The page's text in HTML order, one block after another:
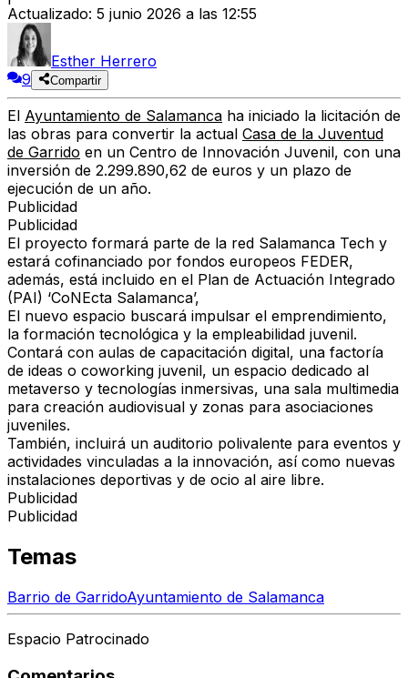
Actualizado: 5 junio 2026 a las 12:55
Esther Herrero
9
Compartir
El Ayuntamiento de Salamanca ha iniciado la licitación de
las obras para convertir la actual Casa de la Juventud
de Garrido en un Centro de Innovación Juvenil, con una
inversión de 2.299.890,62 de euros y un plazo de
ejecución de un año.
Publicidad
Publicidad
El proyecto formará parte de la red Salamanca Tech y
estará cofinanciado por fondos europeos FEDER,
además, está incluido en el Plan de Actuación Integrado
(PAI) ‘CoNEcta Salamanca’,
El nuevo espacio buscará impulsar el emprendimiento,
la formación tecnológica y la empleabilidad juvenil.
Contará con aulas de capacitación digital, una factoría
de ideas o coworking juvenil, un espacio dedicado al
metaverso y tecnologías inmersivas, una sala multimedia
para creación audiovisual y zonas para asociaciones
juveniles.
También, incluirá un auditorio polivalente para eventos y
actividades vinculadas a la innovación, así como nuevas
instalaciones deportivas y de ocio al aire libre.
Publicidad
Publicidad
Temas
Barrio de GarridoAyuntamiento de Salamanca
Espacio Patrocinado